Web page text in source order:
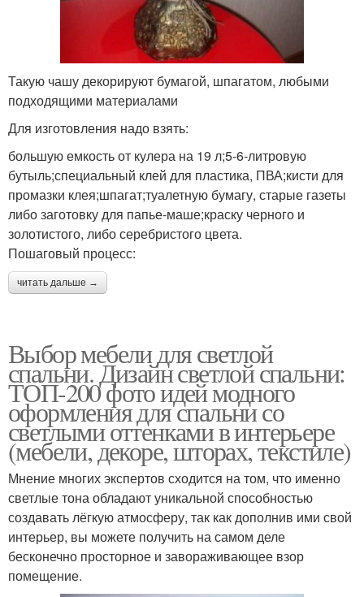
Такую чашу декорируют бумагой, шпагатом, любыми
подходящими материалами
Для изготовления надо взять:
большую емкость от кулера на 19 л;5-6-литровую
бутыль;специальный клей для пластика, ПВА;кисти для
промазки клея;шпагат;туалетную бумагу, старые газеты
либо заготовку для папье-маше;краску черного и
золотистого, либо серебристого цвета.
Пошаговый процесс:
читать дальше →
Выбор мебели для светлой
спальни. Дизайн светлой спальни:
ТОП-200 фото идей модного
оформления для спальни со
светлыми оттенками в интерьере
(мебели, декоре, шторах, текстиле)
Мнение многих экспертов сходится на том, что именно
светлые тона обладают уникальной способностью
создавать лёгкую атмосферу, так как дополнив ими свой
интерьер, вы можете получить на самом деле
бесконечно просторное и завораживающее взор
помещение.